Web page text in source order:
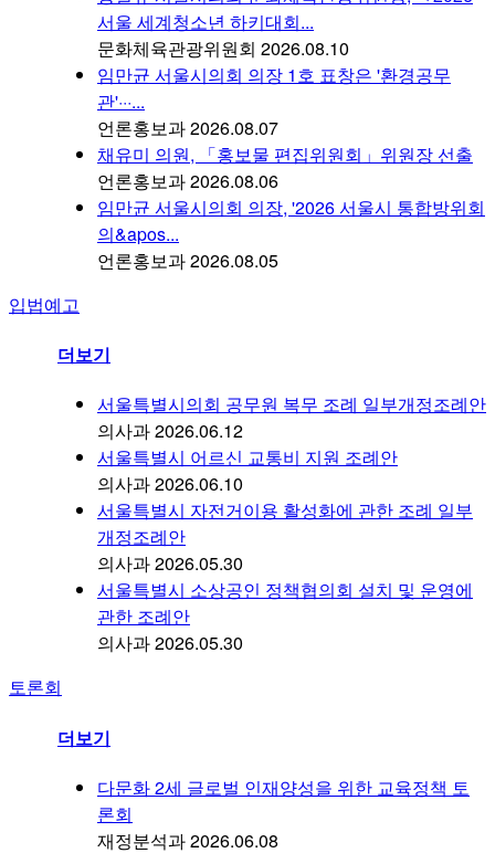
서울 세계청소년 하키대회...
문화체육관광위원회 2026.08.10
임만균 서울시의회 의장 1호 표창은 '환경공무
관'···...
언론홍보과2026.08.07
채유미 의원, 「홍보물 편집위원회」위원장 선출
언론홍보과2026.08.06
임만균 서울시의회 의장, '2026 서울시 통합방위회
의&apos...
언론홍보과2026.08.05
입법예고
더보기
서울특별시의회 공무원 복무 조례 일부개정조례안
의사과2026.06.12
서울특별시 어르신 교통비 지원 조례안
의사과2026.06.10
서울특별시 자전거이용 활성화에 관한 조례 일부
개정조례안
의사과2026.05.30
서울특별시 소상공인 정책협의회 설치 및 운영에
관한 조례안
의사과2026.05.30
토론회
더보기
다문화 2세 글로벌 인재양성을 위한 교육정책 토
론회
재정분석과2026.06.08